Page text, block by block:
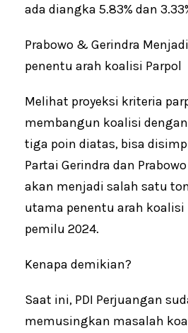
ada diangka 5.83% dan
Prabowo & Gerindra
penentu arah koalisi Parpol
Melihat proyeksi kriteria
membangun koalisi
tiga poin diatas, bisa
Partai Gerindra dan
akan menjadi salah satu
utama penentu arah koalisi
pemilu 2024.
Kenapa demikian?
Saat ini, PDI Perjuangan
memusingkan masalah